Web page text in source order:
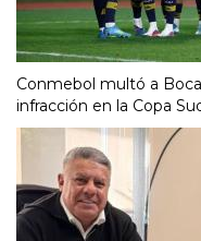
Conmebol multó a
infracción en la Copa